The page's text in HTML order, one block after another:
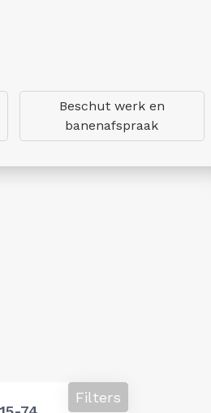
Beschut werk en
banenafspraak
Filters